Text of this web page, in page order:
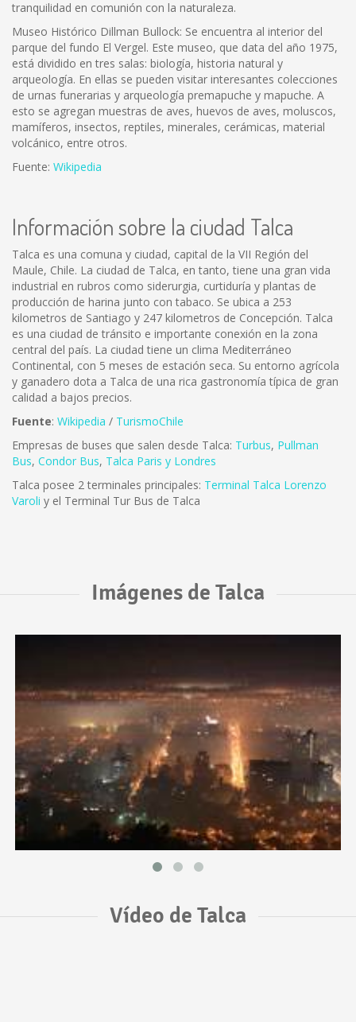
tranquilidad en comunión con la naturaleza.
Museo Histórico Dillman Bullock: Se encuentra al interior del
parque del fundo El Vergel. Este museo, que data del año 1975,
está dividido en tres salas: biología, historia natural y
arqueología. En ellas se pueden visitar interesantes colecciones
de urnas funerarias y arqueología premapuche y mapuche. A
esto se agregan muestras de aves, huevos de aves, moluscos,
mamíferos, insectos, reptiles, minerales, cerámicas, material
volcánico, entre otros.
Fuente: Wikipedia
Información sobre la ciudad Talca
Talca es una comuna y ciudad, capital de la VII Región del
Maule, Chile. La ciudad de Talca, en tanto, tiene una gran vida
industrial en rubros como siderurgia, curtiduría y plantas de
producción de harina junto con tabaco. Se ubica a 253
kilometros de Santiago y 247 kilometros de Concepción. Talca
es una ciudad de tránsito e importante conexión en la zona
central del país. La ciudad tiene un clima Mediterráneo
Continental, con 5 meses de estación seca. Su entorno agrícola
y ganadero dota a Talca de una rica gastronomía típica de gran
calidad a bajos precios.
Fuente: Wikipedia / TurismoChile
Empresas de buses que salen desde Talca: Turbus, Pullman
Bus, Condor Bus, Talca Paris y Londres
Talca posee 2 terminales principales: Terminal Talca Lorenzo
Varoli y el Terminal Tur Bus de Talca
Imágenes de Talca
Vídeo de Talca